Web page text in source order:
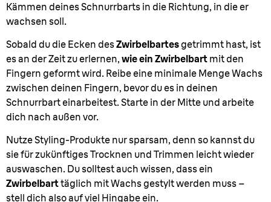
Kämmen deines Schnurrbarts in die Richtung, in die er
wachsen soll.
Sobald du die Ecken desZwirbelbartesgetrimmt hast, ist
es an der Zeit zu erlernen, wie ein Zwirbelbart mit den
Fingern geformt wird. Reibe eine minimale Menge Wachs
zwischen deinen Fingern, bevor du es in deinen
Schnurrbart einarbeitest. Starte in der Mitte und arbeite
dich nach außen vor.
Nutze Styling-Produkte nur sparsam, denn so kannst du
sie für zukünftiges Trocknen und Trimmen leicht wieder
auswaschen. Du solltest auch wissen, dass ein
Zwirbelbarttäglich mit Wachs gestylt werden muss –
stell dich also auf viel Hingabe ein.